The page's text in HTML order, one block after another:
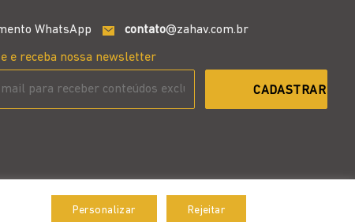
Personalizar Rejeitar
WhatsApp contato@zahav.com.br
e receba nossa newsletter
Desenvolvido por